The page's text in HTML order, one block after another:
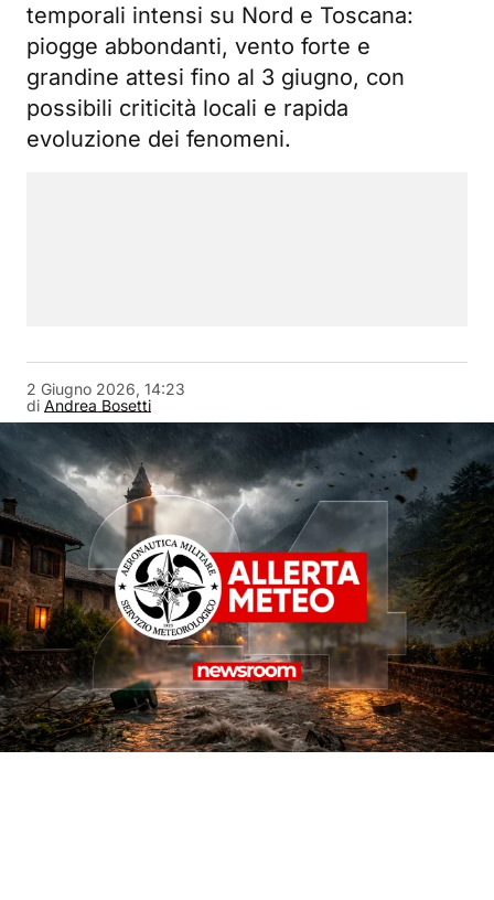
temporali intensi su Nord e Toscana:
piogge abbondanti, vento forte e
grandine attesi fino al 3 giugno, con
possibili criticità locali e rapida
evoluzione dei fenomeni.
di Andrea Bosetti
2 Giugno 2026, 14:23